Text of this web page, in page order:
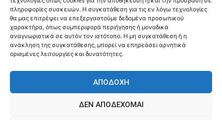
πληροφορίες συσκευών. Η συγκατάθεση για τις εν λόγω τεχνολογίες
θα μας επιτρέψει να επεξεργαστούμε δεδομένα προσωπικού
χαρακτήρα, όπως συμπεριφορά περιήγησης ή μοναδικά
αναγνωριστικά σε αυτόν τον ιστότοπο. Η μη συγκατάθεση ή η
ανάκληση της συγκατάθεσης, μπορεί να επηρεάσει αρνητικά
ορισμένες λειτουργίες και δυνατότητες.
ΑΠΟΔΟΧΉ
ΔΕΝ ΑΠΟΔΈΧΟΜΑΙ
ΕΠΙΚΟΙΝΩΝΙΑ
YOUTUBE